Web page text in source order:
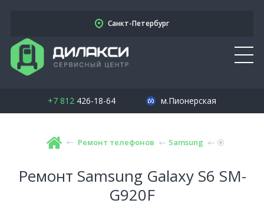
Санкт-Петербург
+7 812426-18-64 м.Пионерская
Ремонт телефонов Samsung
Ремонт Samsung Galaxy S6 SM-
G920F